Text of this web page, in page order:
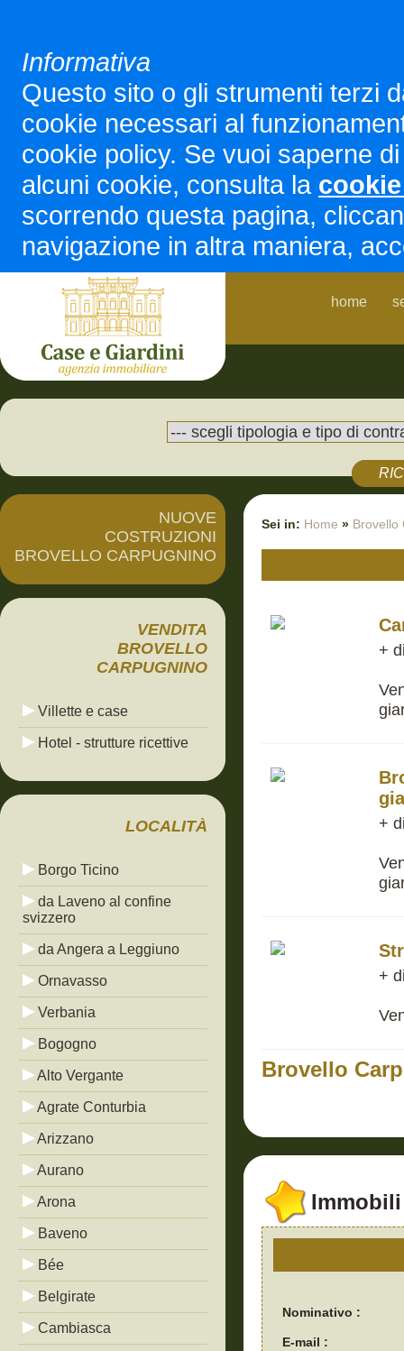
Informativa
Questo sito o gli strumenti terzi
cookie necessari al
cookie policy. Se vuoi saperne
alcuni cookie, consulta la
scorrendo questa pagina,
navigazione in altra maniera,
home
NUOVE
COSTRUZIONI
BROVELLO CARPUGNINO
VENDITA
BROVELLO
CARPUGNINO
Villette e case
Hotel - strutture ricettive
LOCALITÀ
Borgo Ticino
da Laveno al confine
svizzero
da Angera a Leggiuno
Ornavasso
Verbania
Bogogno
Alto Vergante
Agrate Conturbia
Arizzano
Aurano
Arona
Baveno
Bée
Belgirate
Cambiasca
Sei in: Home » Brovello
+
+
+
Brovello
Nominativo :
E-mail :